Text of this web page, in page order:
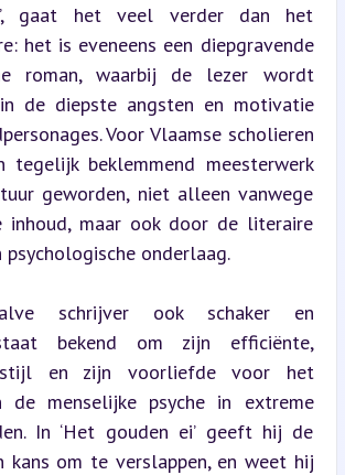
gaat het veel verder dan het
het is eveneens een diepgravende
roman, waarbij de lezer wordt
de diepste angsten en motivatie
Voor Vlaamse scholieren
beklemmend meesterwerk
geworden, niet alleen vanwege
inhoud, maar ook door de literaire
onderlaag.
schrijver ook schaker en
bekend om zijn efficiënte,
stijl en zijn voorliefde voor het
de menselijke psyche in extreme
In ‘Het gouden ei’ geeft hij de
kans om te verslappen, en weet hij